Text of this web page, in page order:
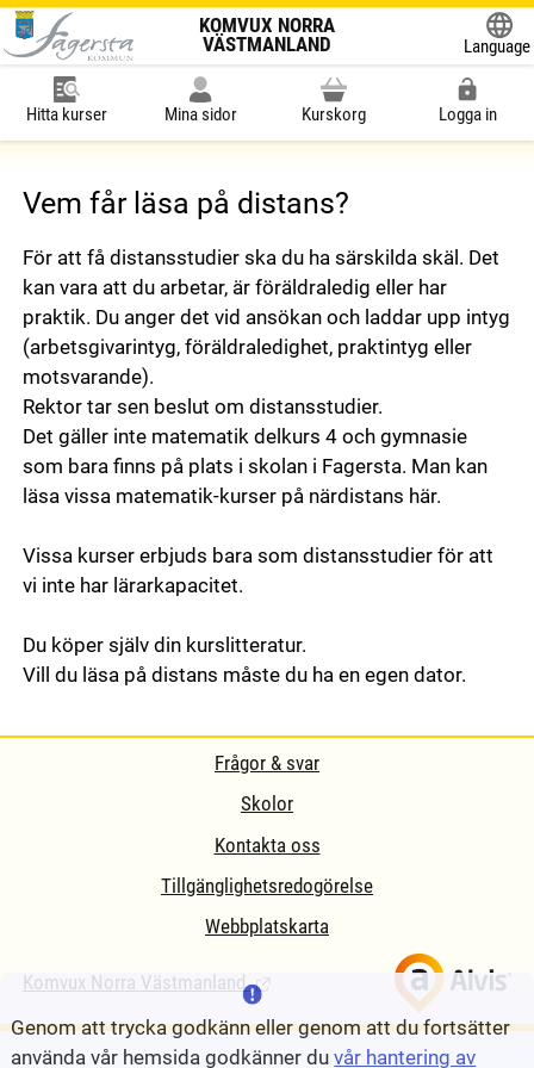
KOMVUX NORRA
VÄSTMANLAND
Language
Hitta kurser Mina sidor Kurskorg Logga in
Vem får läsa på distans?
För att få distansstudier ska du ha särskilda skäl. Det
kan vara att du arbetar, är föräldraledig eller har
praktik. Du anger det vid ansökan och laddar upp intyg
(arbetsgivarintyg, föräldraledighet, praktintyg eller
motsvarande).
Rektor tar sen beslut om distansstudier.
Det gäller inte matematik delkurs 4 och gymnasie
som bara finns på plats i skolan i Fagersta. Man kan
läsa vissa matematik-kurser på närdistans här.
Vissa kurser erbjuds bara som distansstudier för att
vi inte har lärarkapacitet.
Du köper själv din kurslitteratur.
Vill du läsa på distans måste du ha en egen dator.
Frågor & svar
Skolor
Kontakta oss
Tillgänglighetsredogörelse
Webbplatskarta
Komvux Norra Västmanland (Länk till extern sida.)
Genom att trycka godkänn eller genom att du fortsätter
använda vår hemsida godkänner duvår hantering av